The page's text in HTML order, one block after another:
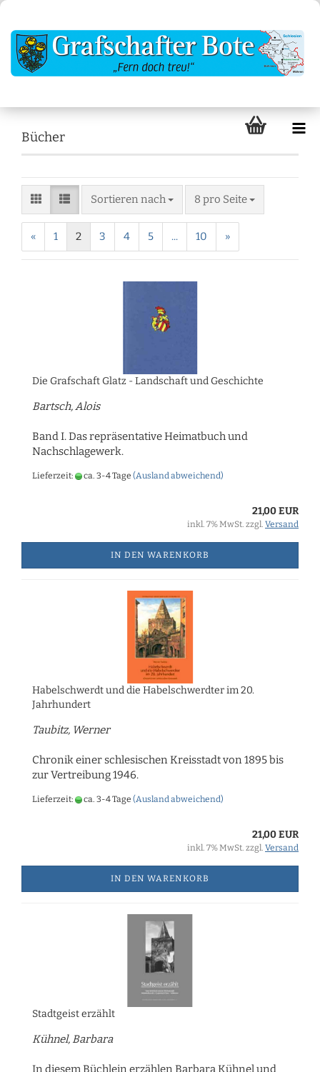
Bücher
Sortieren nach 8 pro Seite
« 1 2 3 4 5 ... 10 »
Die Grafschaft Glatz - Landschaft und Geschichte
Bartsch, Alois
Band I. Das repräsentative Heimatbuch und
Nachschlagewerk.
Lieferzeit: ca. 3-4 Tage (Ausland abweichend)
21,00 EUR
inkl. 7% MwSt. zzgl. Versand
IN DEN WARENKORB
Habelschwerdt und die Habelschwerdter im 20.
Jahrhundert
Taubitz, Werner
Chronik einer schlesischen Kreisstadt von 1895 bis
zur Vertreibung 1946.
Lieferzeit: ca. 3-4 Tage (Ausland abweichend)
21,00 EUR
inkl. 7% MwSt. zzgl. Versand
IN DEN WARENKORB
Stadtgeist erzählt
Kühnel, Barbara
In diesem Büchlein erzählen Barbara Kühnel und